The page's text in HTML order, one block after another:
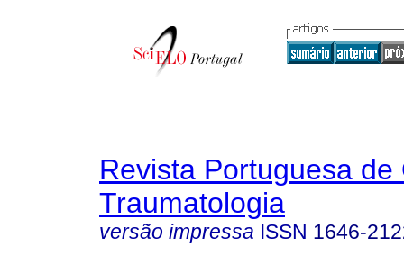
Revista Portuguesa de
Traumatologia
versão impressa ISSN 1646-